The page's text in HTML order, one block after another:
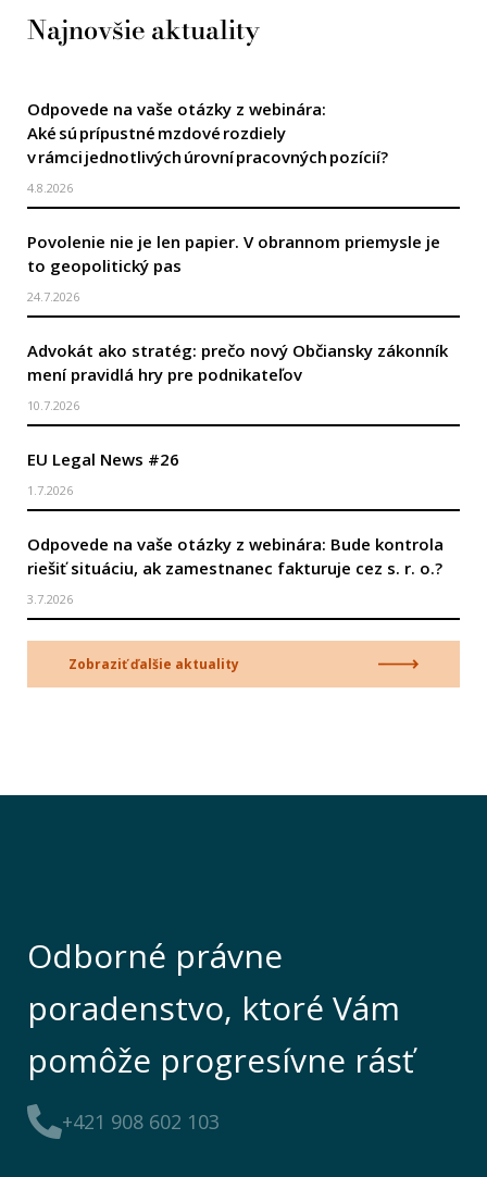
Najnovšie aktuality
Odpovede na vaše otázky z webinára:
Aké sú prípustné mzdové rozdiely
v rámci jednotlivých úrovní pracovných pozícií?
4.8.2026
Povolenie nie je len papier. V obrannom priemysle je
to geopolitický pas
24.7.2026
Advokát ako stratég: prečo nový Občiansky zákonník
mení pravidlá hry pre podnikateľov
10.7.2026
EU Legal News #26
1.7.2026
Odpovede na vaše otázky z webinára: Bude kontrola
riešiť situáciu, ak zamestnanec fakturuje cez s. r. o.?
3.7.2026
Zobraziť ďalšie aktuality
Odborné právne
poradenstvo, ktoré Vám
pomôže progresívne rásť
+421 908 602 103